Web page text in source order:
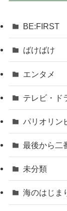
BE:FIRST
ばけばけ
エンタメ
テレビ・ド
パリオリン
最後から二
未分類
海のはじま